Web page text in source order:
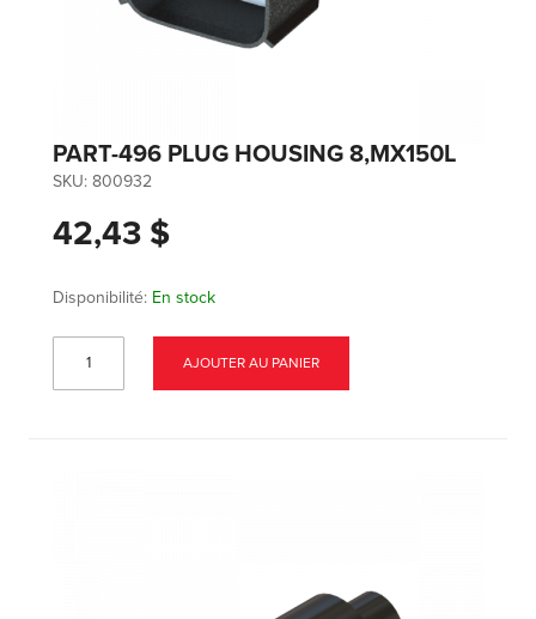
PART-496 PLUG HOUSING 8,MX150L
SKU: 800932
42,43 $
Disponibilité: En stock
AJOUTER AU PANIER